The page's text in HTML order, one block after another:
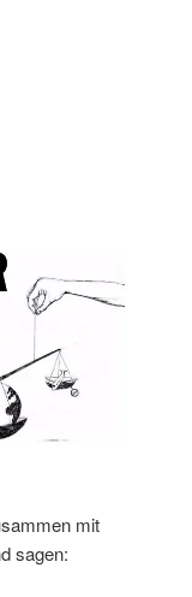
mit
sagen: